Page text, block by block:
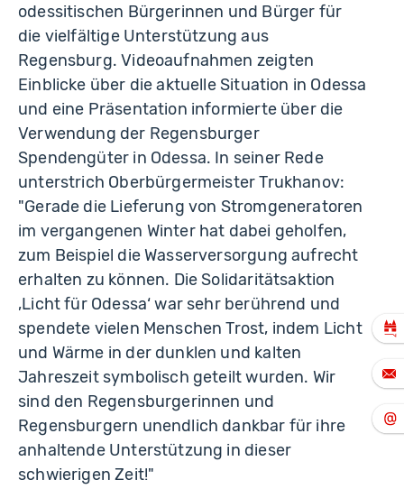
odessitischen Bürgerinnen und Bürger für
die vielfältige Unterstützung aus
Regensburg. Videoaufnahmen zeigten
Einblicke über die aktuelle Situation in Odessa
und eine Präsentation informierte über die
Verwendung der Regensburger
Spendengüter in Odessa. In seiner Rede
unterstrich Oberbürgermeister Trukhanov:
"Gerade die Lieferung von Stromgeneratoren
im vergangenen Winter hat dabei geholfen,
zum Beispiel die Wasserversorgung aufrecht
erhalten zu können. Die Solidaritätsaktion
‚Licht für Odessa‘ war sehr berührend und
spendete vielen Menschen Trost, indem Licht
und Wärme in der dunklen und kalten
Jahreszeit symbolisch geteilt wurden. Wir
sind den Regensburgerinnen und
Regensburgern unendlich dankbar für ihre
anhaltende Unterstützung in dieser
schwierigen Zeit!"